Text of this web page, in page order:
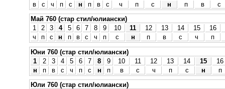
в
с ч п с н п в с ч п с н п в
с
Май 760 (стар стил/юлиански)
1
2 3 4 5 6 7 8 9 10 11 12 13 14 15
16
ч
п с н п в с ч п с н п в с ч
п
Юни 760 (стар стил/юлиански)
1
2 3 4 5 6 7 8 9 10 11 12 13 14 15
16
н
п в с ч п с н п в с ч п с н
п
Юли 760 (стар стил/юлиански)